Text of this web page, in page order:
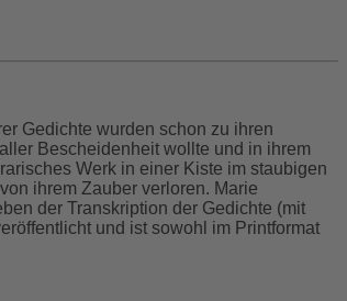
Gedichte wurden schon zu ihren
Bescheidenheit wollte und in ihrem
Werk in einer Kiste im staubigen
ihrem Zauber verloren. Marie
der Transkription der Gedichte (mit
und ist sowohl im Printformat